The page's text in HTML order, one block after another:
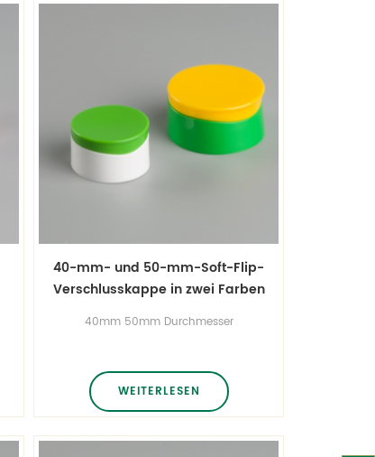
40-mm- und 50-mm-Soft-Flip-
Verschlusskappe in zwei Farben
40mm 50mm Durchmesser
neuen Stil benutzerdefinierte Farbe
für Ober- und Unterteil erhältlich
WEITERLESEN